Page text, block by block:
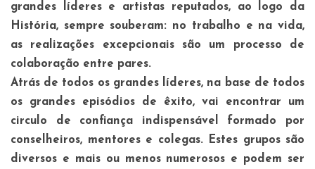
grandes líderes e artistas reputados, ao logo da
História, sempre souberam: no trabalho e na vida,
as realizações excepcionais são um processo de
colaboração entre pares.
Atrás de todos os grandes líderes, na base de todos
os grandes episódios de êxito, vai encontrar um
circulo de confiança indispensável formado por
conselheiros, mentores e colegas. Estes grupos são
diversos e mais ou menos numerosos e podem ser